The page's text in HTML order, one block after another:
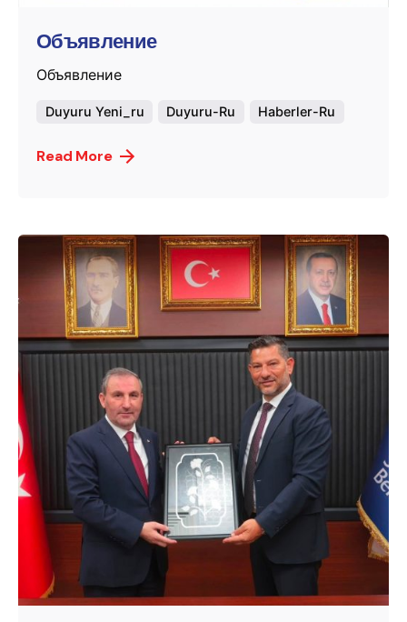
Объявление
Объявление
Duyuru Yeni_ru Duyuru-Ru Haberler-Ru
Read More